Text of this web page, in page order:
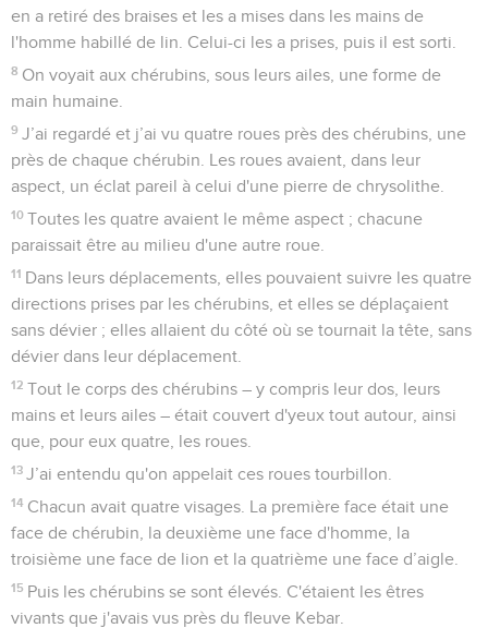
en a retiré des braises et les a mises dans les mains de
l'homme habillé de lin. Celui-ci les a prises, puis il est sorti.
8 On voyait aux chérubins, sous leurs ailes, une forme de
main humaine.
9 J’ai regardé et j’ai vu quatre roues près des chérubins, une
près de chaque chérubin. Les roues avaient, dans leur
aspect, un éclat pareil à celui d'une pierre de chrysolithe.
10 Toutes les quatre avaient le même aspect ; chacune
paraissait être au milieu d'une autre roue.
11 Dans leurs déplacements, elles pouvaient suivre les quatre
directions prises par les chérubins, et elles se déplaçaient
sans dévier ; elles allaient du côté où se tournait la tête, sans
dévier dans leur déplacement.
12 Tout le corps des chérubins – y compris leur dos, leurs
mains et leurs ailes – était couvert d'yeux tout autour, ainsi
que, pour eux quatre, les roues.
13 J’ai entendu qu'on appelait ces roues tourbillon.
14 Chacun avait quatre visages. La première face était une
face de chérubin, la deuxième une face d'homme, la
troisième une face de lion et la quatrième une face d’aigle.
15 Puis les chérubins se sont élevés. C'étaient les êtres
vivants que j'avais vus près du fleuve Kebar.